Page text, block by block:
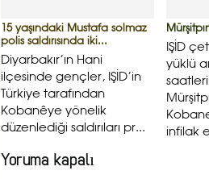
15 yaşındaki Mustafa solmaz
polis saldırısında iki...
Diyarbakır’ın Hani
ilçesinde gençler, IŞİD’in
Türkiye tarafından
Kobanêye yönelik
düzenlediği saldırıları pr...
IŞİD
yüklü
infilak
Yoruma kapalı